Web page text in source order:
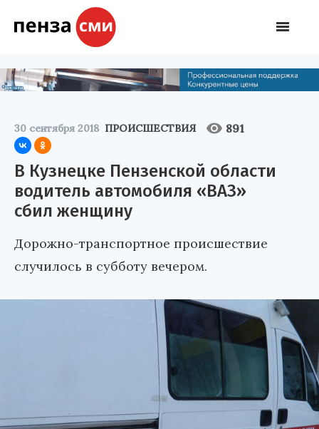
30 сентября 2018 ПРОИСШЕСТВИЯ 891
В Кузнецке Пензенской области
водитель автомобиля «ВАЗ»
сбил женщину
Дорожно-транспортное происшествие
случилось в субботу вечером.